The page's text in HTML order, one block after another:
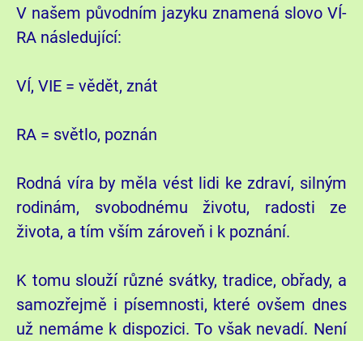
V našem původním jazyku znamená slovo VÍ-
RA následující:
VÍ, VIE = vědět, znát
RA = světlo, poznán
Rodná víra by měla vést lidi ke zdraví, silným
rodinám, svobodnému životu, radosti ze
života, a tím vším zároveň i k poznání.
K tomu slouží různé svátky, tradice, obřady, a
samozřejmě i písemnosti, které ovšem dnes
už nemáme k dispozici. To však nevadí. Není